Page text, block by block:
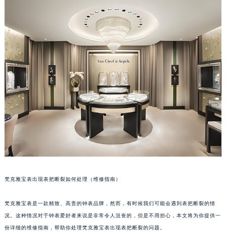
梵克雅宝表出现表把断裂如何处理（维修指南）
梵克雅宝表是一款精致、高贵的钟表品牌，然而，有时候我们可能会遇到表把断裂的情
况。这种情况对于钟表爱好者来说是非常令人沮丧的，但是不用担心，本文将为你提供一
份详细的维修指南，帮助你处理梵克雅宝表出现表把断裂的问题。